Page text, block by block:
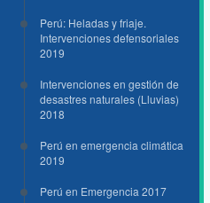
Perú: Heladas y friaje.
Intervenciones defensoriales
2019
Intervenciones en gestión de
desastres naturales (Lluvias)
2018
Perú en emergencia climática
2019
Perú en Emergencia 2017